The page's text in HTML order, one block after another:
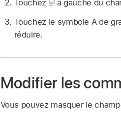
Touchez
à gauche du
Touchez le symbole A de
réduire.
Modifier les
Vous pouvez masquer le